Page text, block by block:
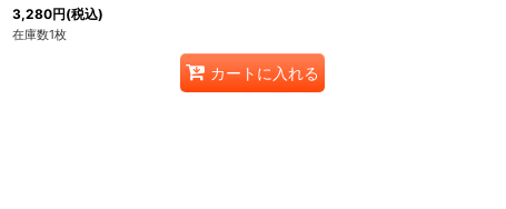
3,280円(税込)
在庫数1枚
カートに入れる